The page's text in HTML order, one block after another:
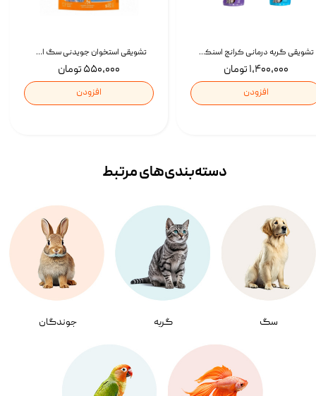
تشویقی استخوان جویدنی سگ اسنکی کرانچی با طعم مرغ Snacky Crunchy Munchy وزن 100 گرم
۵۵۰,۰۰۰ تومان
افزودن
تشویقی گربه درمانی کرانچ اسنکی با طعم میکس Snacky Crunch Cat Treats وزن 60 گرم بسته 4 عددی
۱,۴۰۰,۰۰۰ تومان
افزودن
سگ گربه جوندگان
دسته‌بندی‌‌های مرتبط